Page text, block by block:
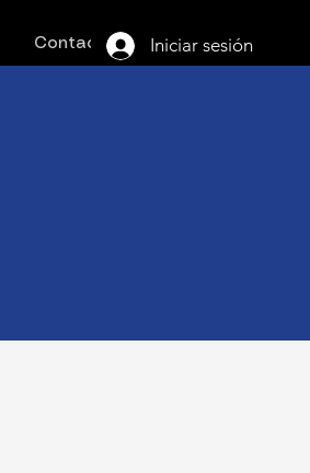
Contacto Iniciar sesión